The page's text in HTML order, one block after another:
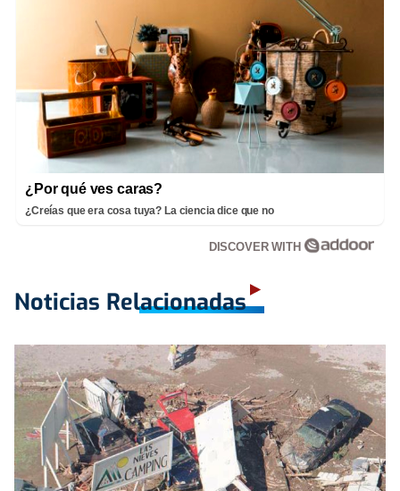
¿Por qué ves caras?
¿Creías que era cosa tuya? La ciencia dice que no
DISCOVER WITH
Noticias Relacionadas